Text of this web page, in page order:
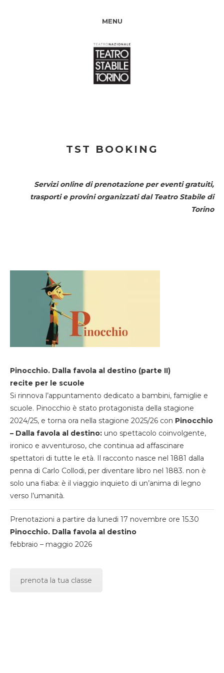
MENU
TST BOOKING
Servizi online di prenotazione per eventi gratuiti,
trasporti e provini organizzati dal Teatro Stabile di
Torino
Pinocchio. Dalla favola al destino (parte II)
recite per le scuole
Si rinnova l’appuntamento dedicato a bambini, famiglie e
scuole. Pinocchio è stato protagonista della stagione
2024/25, e torna ora nella stagione 2025/26 con Pinocchio
– Dalla favola al destino: uno spettacolo coinvolgente,
ironico e avventuroso, che continua ad affascinare
spettatori di tutte le età. Il racconto nasce nel 1881 dalla
penna di Carlo Collodi, per diventare libro nel 1883. non è
solo una fiaba: è il viaggio inquieto di un’anima di legno
verso l’umanità.
Prenotazioni a partire da lunedi 17 novembre ore 15.30
Pinocchio. Dalla favola al destino
febbraio – maggio 2026
prenota la tua classe